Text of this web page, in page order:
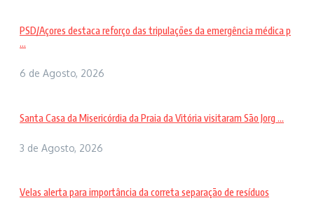
PSD/Açores destaca reforço das tripulações da emergência médica p
...
6 de Agosto, 2026
Santa Casa da Misericórdia da Praia da Vitória visitaram São Jorg ...
3 de Agosto, 2026
Velas alerta para importância da correta separação de resíduos